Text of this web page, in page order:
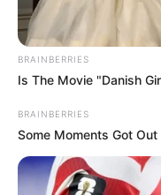
BRAINBERRIES
Is The Movie "Danish
BRAINBERRIES
Some Moments Got